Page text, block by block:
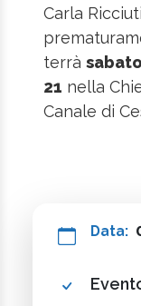
Carla
terrà
21 nella
Canale di
Data: